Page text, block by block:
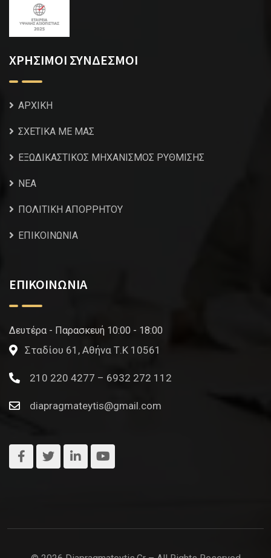
ΧΡΗΣΙΜΟΙ ΣΥΝΔΕΣΜΟΙ
ΑΡΧΙΚΗ
ΣΧΕΤΙΚΑ ΜΕ ΜΑΣ
ΕΞΩΔΙΚΑΣΤΙΚΟΣ ΜΗΧΑΝΙΣΜΟΣ ΡΥΘΜΙΣΗΣ
NEA
ΠΟΛΙΤΙΚΗ ΑΠΟΡΡΗΤΟΥ
ΕΠΙΚΟΙΝΩΝΙΑ
ΕΠΙΚΟΙΝΩΝΙΑ
Δευτέρα - Παρασκευή 10:00 - 18:00
Σταδίου 61, Αθήνα Τ.Κ 10561
210 220 4277 – 6932 272 112
diapragmateytis@gmail.com